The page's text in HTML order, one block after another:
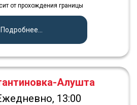
от прохождения границы
Подробнее...
Алушта
13:00